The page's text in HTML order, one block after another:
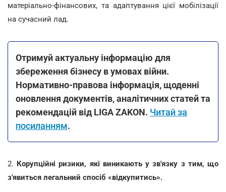
матеріально-фінансових, та адаптування цієї мобілізації
на сучасний лад.
Отримуй актуальну інформацію для
збереження бізнесу в умовах війни.
Нормативно-правова інформація, щоденні
оновлення документів, аналітичних статей та
рекомендацій від LIGA ZAKON. Читай за
посиланням.
2. Корупційні ризики, які виникають у зв'язку з тим, що
з'явиться легальний спосіб «відкупитись».